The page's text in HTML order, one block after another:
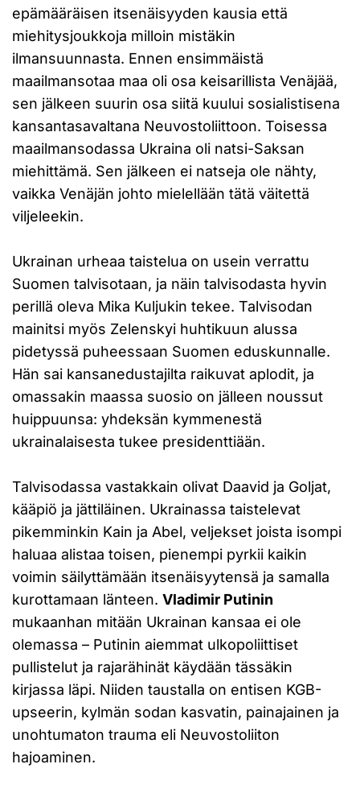
epämääräisen itsenäisyyden kausia että
miehitysjoukkoja milloin mistäkin
ilmansuunnasta. Ennen ensimmäistä
maailmansotaa maa oli osa keisarillista Venäjää,
sen jälkeen suurin osa siitä kuului sosialistisena
kansantasavaltana Neuvostoliittoon. Toisessa
maailmansodassa Ukraina oli natsi-Saksan
miehittämä. Sen jälkeen ei natseja ole nähty,
vaikka Venäjän johto mielellään tätä väitettä
viljeleekin.
Ukrainan urheaa taistelua on usein verrattu
Suomen talvisotaan, ja näin talvisodasta hyvin
perillä oleva Mika Kuljukin tekee. Talvisodan
mainitsi myös Zelenskyi huhtikuun alussa
pidetyssä puheessaan Suomen eduskunnalle.
Hän sai kansanedustajilta raikuvat aplodit, ja
omassakin maassa suosio on jälleen noussut
huippuunsa: yhdeksän kymmenestä
ukrainalaisesta tukee presidenttiään.
Talvisodassa vastakkain olivat Daavid ja Goljat,
kääpiö ja jättiläinen. Ukrainassa taistelevat
pikemminkin Kain ja Abel, veljekset joista isompi
haluaa alistaa toisen, pienempi pyrkii kaikin
voimin säilyttämään itsenäisyytensä ja samalla
kurottamaan länteen. Vladimir Putinin
mukaanhan mitään Ukrainan kansaa ei ole
olemassa – Putinin aiemmat ulkopoliittiset
pullistelut ja rajarähinät käydään tässäkin
kirjassa läpi. Niiden taustalla on entisen KGB-
upseerin, kylmän sodan kasvatin, painajainen ja
unohtumaton trauma eli Neuvostoliiton
hajoaminen.